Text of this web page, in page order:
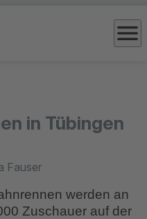
menu
in Tübingen
Fauser
werden an
Zuschauer auf der